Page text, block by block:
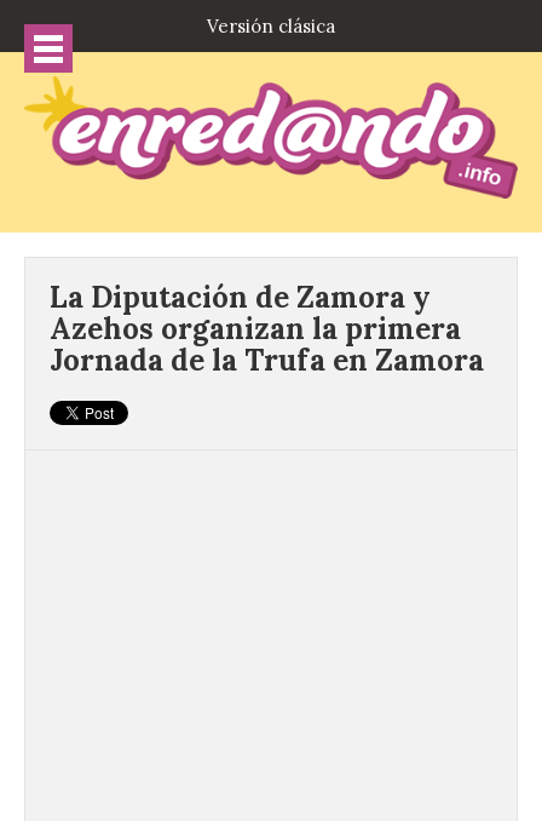
Versión clásica
La Diputación de Zamora y
Azehos organizan la primera
Jornada de la Trufa en Zamora